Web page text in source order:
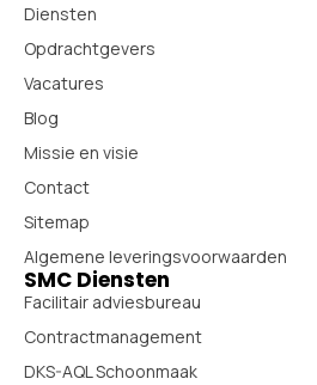
Diensten
Opdrachtgevers
Vacatures
Blog
Missie en visie
Contact
Sitemap
Algemene leveringsvoorwaarden
SMC Diensten
Facilitair adviesbureau
Contractmanagement
DKS-AQL Schoonmaak